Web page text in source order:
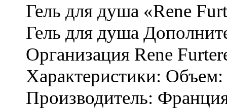
Гель для душа «Rene
Гель для душа
Организация Rene
Характеристики:
Производитель: